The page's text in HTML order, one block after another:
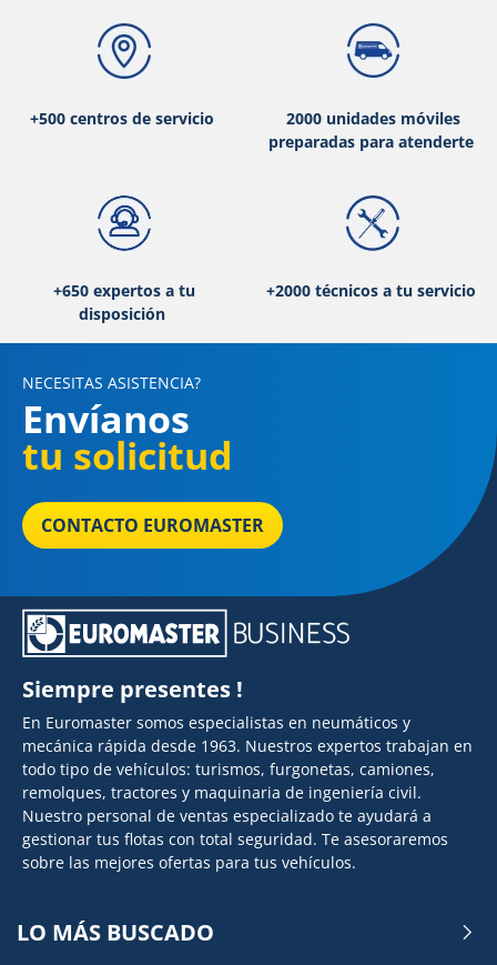
+500 centros de servicio
2000 unidades móviles
preparadas para atenderte
+650 expertos a tu
disposición
+2000 técnicos a tu servicio
NECESITAS ASISTENCIA?
Envíanos
tu solicitud
CONTACTO EUROMASTER
Siempre presentes !
En Euromaster somos especialistas en neumáticos y
mecánica rápida desde 1963. Nuestros expertos trabajan en
todo tipo de vehículos: turismos, furgonetas, camiones,
remolques, tractores y maquinaria de ingeniería civil.
Nuestro personal de ventas especializado te ayudará a
gestionar tus flotas con total seguridad. Te asesoraremos
sobre las mejores ofertas para tus vehículos.
LO MÁS BUSCADO